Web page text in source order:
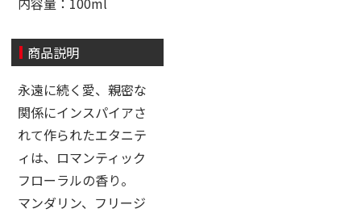
商品説明
永遠に続く愛、親密な
関係にインスパイアさ
れて作られたエタニテ
ィは、ロマンティック
フローラルの香り。
マンダリン、フリージ